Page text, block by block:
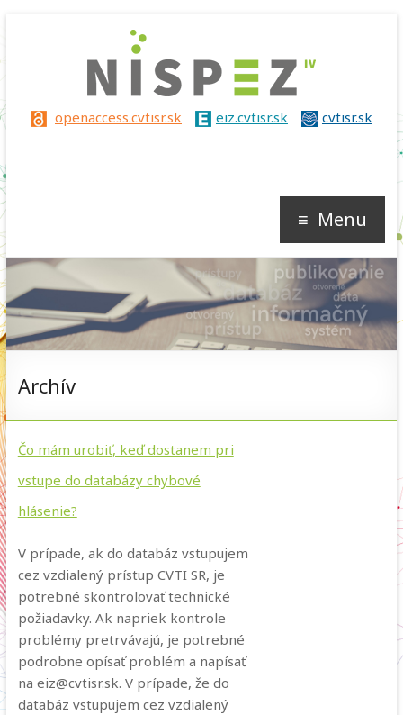
Nispez
openaccess.cvtisr.sk eiz.cvtisr.sk cvtisr.sk
Menu
Archív
Čo mám urobiť, keď dostanem pri
vstupe do databázy chybové
hlásenie?
V prípade, ak do databáz vstupujem
cez vzdialený prístup CVTI SR, je
potrebné skontrolovať technické
požiadavky. Ak napriek kontrole
problémy pretrvávajú, je potrebné
podrobne opísať problém a napísať
na eiz@cvtisr.sk. V prípade, že do
databáz vstupujem cez vzdialený